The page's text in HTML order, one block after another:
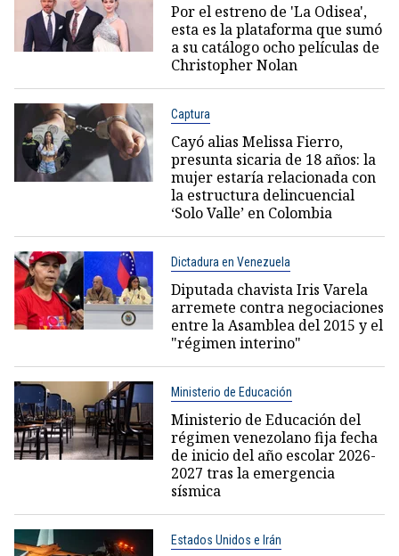
Por el estreno de 'La Odisea',
esta es la plataforma que sumó
a su catálogo ocho películas de
Christopher Nolan
Captura
Cayó alias Melissa Fierro,
presunta sicaria de 18 años: la
mujer estaría relacionada con
la estructura delincuencial
‘Solo Valle’ en Colombia
Dictadura en Venezuela
Diputada chavista Iris Varela
arremete contra negociaciones
entre la Asamblea del 2015 y el
"régimen interino"
Ministerio de Educación
Ministerio de Educación del
régimen venezolano fija fecha
de inicio del año escolar 2026-
2027 tras la emergencia
sísmica
Estados Unidos e Irán